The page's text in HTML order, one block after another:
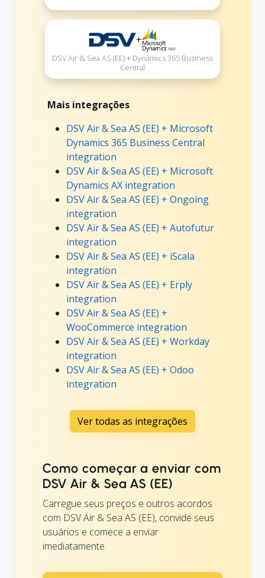
+
DSV Air & Sea AS (EE) + Dynamics 365 Business
Central
Mais integrações
DSV Air & Sea AS (EE) + Microsoft
Dynamics 365 Business Central
integration
DSV Air & Sea AS (EE) + Microsoft
Dynamics AX integration
DSV Air & Sea AS (EE) + Ongoing
integration
DSV Air & Sea AS (EE) + Autofutur
integration
DSV Air & Sea AS (EE) + iScala
integration
DSV Air & Sea AS (EE) + Erply
integration
DSV Air & Sea AS (EE) +
WooCommerce integration
DSV Air & Sea AS (EE) + Workday
integration
DSV Air & Sea AS (EE) + Odoo
integration
Ver todas as integrações
Como começar a enviar com
DSV Air & Sea AS (EE)
Carregue seus preços e outros acordos
com DSV Air & Sea AS (EE), convide seus
usuários e comece a enviar
imediatamente.